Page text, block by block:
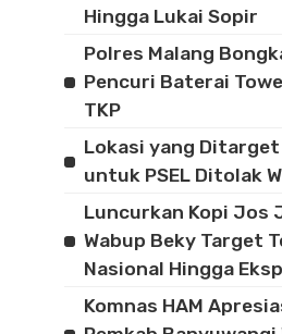
Hingga Lukai Sopir
Polres Malang
Pencuri Baterai
TKP
Lokasi yang Ditarget
untuk PSEL Ditolak
Luncurkan Kopi Jos
Wabup Beky Target
Nasional Hingga
Komnas HAM